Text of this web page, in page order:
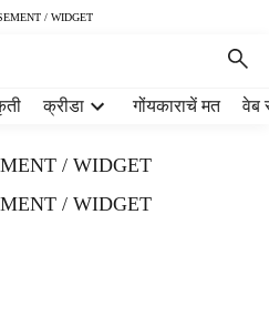
/ WIDGET
क्रीडा गोंयकाराचें मत वेब
/ WIDGET
/ WIDGET